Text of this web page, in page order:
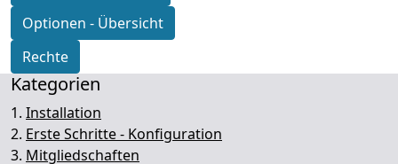
Optionen - Übersicht
Rechte
Kategorien
1. Installation
2. Erste Schritte - Konfiguration
3. Mitgliedschaften